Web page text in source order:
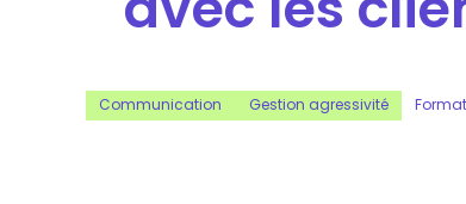
Communication Gestion agressivité